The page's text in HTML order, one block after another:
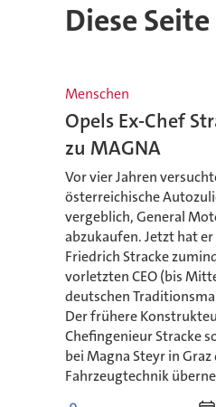
Diese
Menschen
Opels Ex-Chef
zu MAGNA
Vor vier Jahren
österreichische
vergeblich, General
abzukaufen. Jetzt hat
Friedrich Stracke
vorletzten CEO (bis
deutschen
Der frühere
Chefingenieur Stracke
bei Magna Steyr in Graz
Fahrzeugtechnik